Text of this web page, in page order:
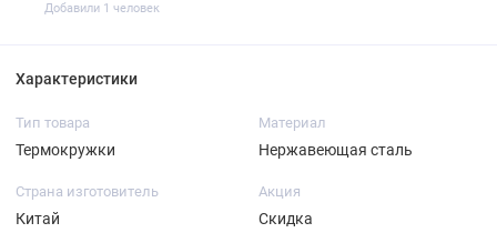
Добавили 1 человек
Характеристики
Тип товара
Термокружки
Материал
Нержавеющая сталь
Страна изготовитель
Китай
Акция
Скидка